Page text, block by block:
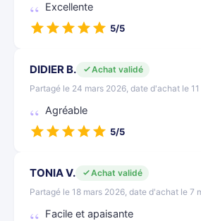
Excellente
5/5
DIDIER B.
Achat validé
Partagé le 24 mars 2026, date d'achat le 11
Agréable
5/5
TONIA V.
Achat validé
Partagé le 18 mars 2026, date d'achat le 7
Facile et apaisante